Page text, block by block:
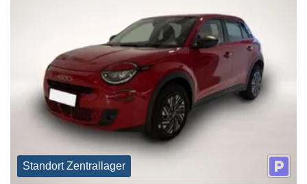
Standort Zentrallager